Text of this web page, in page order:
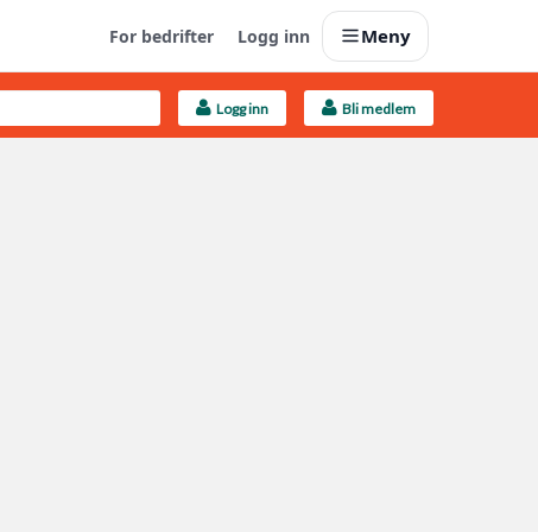
For bedrifter Logg inn Meny
Last opp selv Logg inn Bli medlem